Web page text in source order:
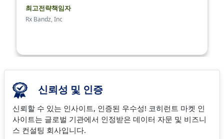
최고전략책임자
Rx Bandz, Inc
신뢰성 및 인증
신뢰할 수 있는 인사이트, 인증된 우수성! 코히런트 마켓 인
사이트는 글로벌 기관에서 인정받은 데이터 자문 및 비즈니
스 컨설팅 회사입니다.